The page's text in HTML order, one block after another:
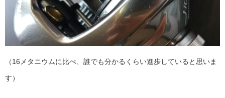
（16メタニウムに比べ、誰でも分かるくらい進歩していると思いま
す）